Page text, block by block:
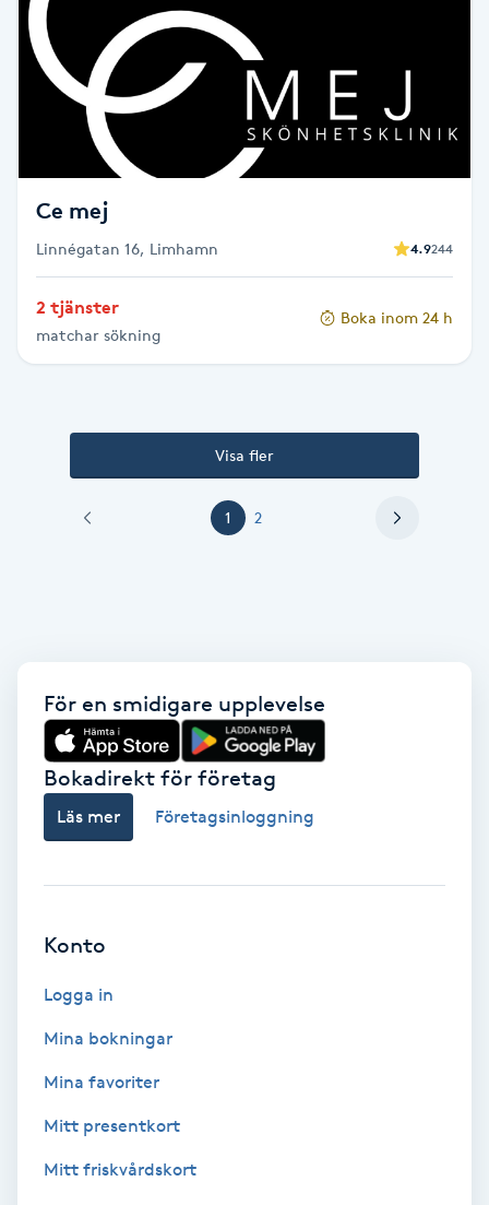
Trådning
Träning
Tvätt & Fön
Vaccination
Vampyrbehandling
Vaxning
Vaxning brasiliansk
Vårtor
Yin Yoga
Yoga
Yoga Nidra
Yogamassage
Zonterapi
Ce mej
Linnégatan 16, Limhamn 4.9244
2 tjänster
matchar sökning
Boka inom 24 h
Visa fler
1 2
För en smidigare upplevelse
Bokadirekt för företag
Läs mer Företagsinloggning
Konto
Logga in
Mina bokningar
Mina favoriter
Mitt presentkort
Mitt friskvårdskort